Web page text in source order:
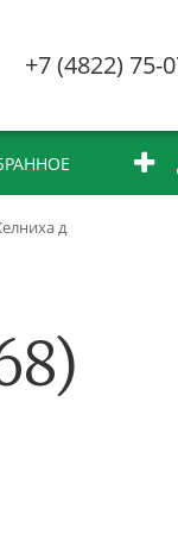
+7 (4822) 75-
д